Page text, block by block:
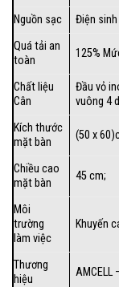
Nguồn sạc
Điện
Quá tải an
toàn
125%
Chất liệu
Cân
Đầu vỏ
vuông 4
Kích thước
mặt bàn
(50 x
Chiều cao
mặt bàn
45 cm;
Môi
trường
làm việc
Khuyến
Thương
hiệu
AMCELL